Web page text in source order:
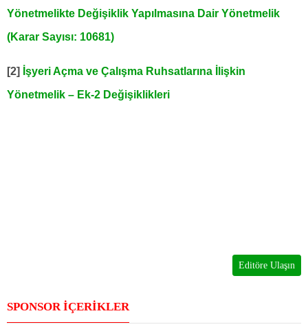
Yönetmelikte Değişiklik Yapılmasına Dair Yönetmelik
(Karar Sayısı: 10681)
[2] İşyeri Açma ve Çalışma Ruhsatlarına İlişkin
Yönetmelik – Ek-2 Değişiklikleri
Editöre Ulaşın
SPONSOR İÇERİKLER